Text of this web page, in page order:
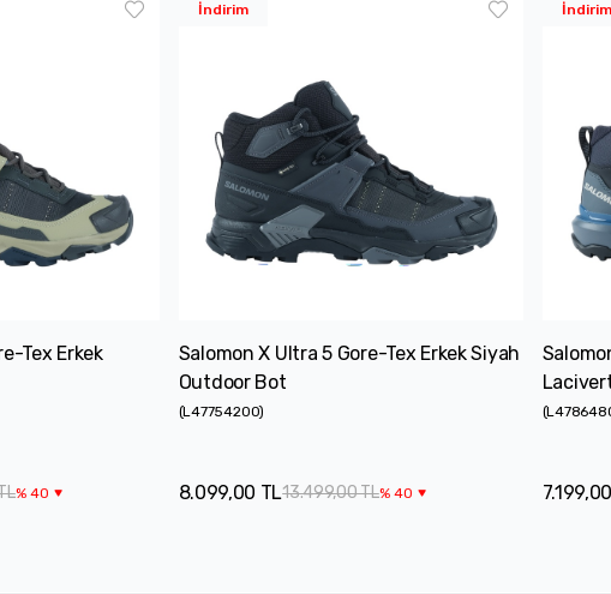
Tex Erkek
% 40
İndirim
Salomon X Ultra 5 Gore-Tex Erkek Siyah
Outdoor Bot
(L47754200)
13.499,00 TL% 40
8.099,00 TL
İndirim
(